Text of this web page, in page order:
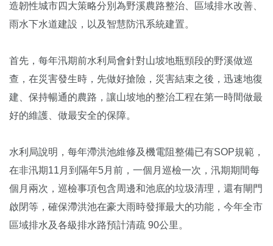
造韌性城市四大策略分別為野溪農路整治、區域排水改善、
雨水下水道建設，以及智慧防汛系統建置。
首先，每年汛期前水利局會針對山坡地瓶頸段的野溪做巡
查，在災害發生時，先做好搶險，災害結束之後，迅速地復
建、保持暢通的農路，讓山坡地的整治工程在第一時間做最
好的維護、做最安全的保障。
水利局說明，每年滯洪池維修及機電阻整備已有SOP規範，
在非汛期11月到隔年5月前，一個月巡檢一次，汛期期間每
個月兩次，巡檢事項包含周邊和池底的垃圾清理，還有閘門
啟閉等，確保滯洪池在豪大雨時發揮最大的功能，今年全市
區域排水及各級排水路預計清疏 90公里。